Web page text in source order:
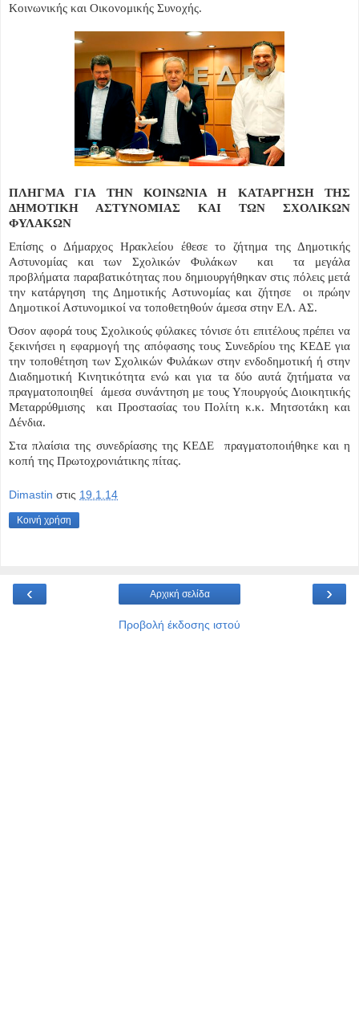
Κοινωνικής και Οικονομικής Συνοχής.
ΠΛΗΓΜΑ ΓΙΑ ΤΗΝ ΚΟΙΝΩΝΙΑ Η ΚΑΤΑΡΓΗΣΗ ΤΗΣ
ΔΗΜΟΤΙΚΗ ΑΣΤΥΝΟΜΙΑΣ ΚΑΙ ΤΩΝ ΣΧΟΛΙΚΩΝ
ΦΥΛΑΚΩΝ
Επίσης ο Δήμαρχος Ηρακλείου έθεσε το ζήτημα της Δημοτικής
Αστυνομίας και των Σχολικών Φυλάκων και τα μεγάλα
προβλήματα παραβατικότητας που δημιουργήθηκαν στις πόλεις μετά
την κατάργηση της Δημοτικής Αστυνομίας και ζήτησε οι πρώην
Δημοτικοί Αστυνομικοί να τοποθετηθούν άμεσα στην ΕΛ. ΑΣ.
Όσον αφορά τους Σχολικούς φύλακες τόνισε ότι επιτέλους πρέπει να
ξεκινήσει η εφαρμογή της απόφασης τους Συνεδρίου της ΚΕΔΕ για
την τοποθέτηση των Σχολικών Φυλάκων στην ενδοδημοτική ή στην
Διαδημοτική Κινητικότητα ενώ και για τα δύο αυτά ζητήματα να
πραγματοποιηθεί άμεσα συνάντηση με τους Υπουργούς Διοικητικής
Μεταρρύθμισης και Προστασίας του Πολίτη κ.κ. Μητσοτάκη και
Δένδια.
Στα πλαίσια της συνεδρίασης της ΚΕΔΕ πραγματοποιήθηκε και η
κοπή της Πρωτοχρονιάτικης πίτας.
Dimastin στις 19.1.14
Κοινή χρήση
‹ ›
Αρχική σελίδα
Προβολή έκδοσης ιστού